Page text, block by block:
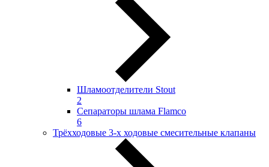
Шламоотделители Stout
2
Сепараторы шлама Flamco
6
Трёхходовые 3-х ходовые смесительные клапаны